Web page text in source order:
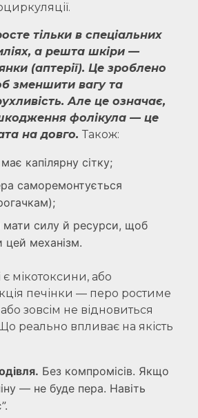
тільки в спеціальних
а решта шкіри —
(аптерії). Це зроблено
зменшити вагу та
Але це означає,
фолікула — це
на довго. Також:
капілярну сітку;
саморемонтується
мати силу й ресурси, щоб
цей механізм.
мікотоксини, або
печінки — перо ростиме
зовсім не відновиться
реально впливає на якість
Без компромісів. Якщо
— не буде пера. Навіть